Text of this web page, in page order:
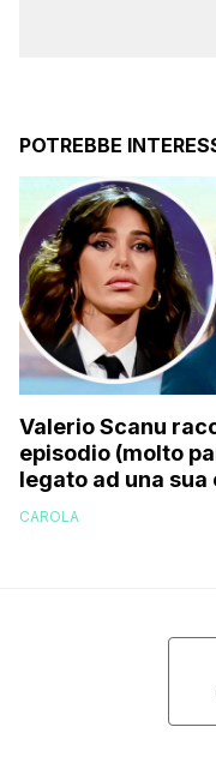
POTREBBE
Valerio Scanu
episodio (molto
legato ad una sua
Iene mai andata in
CAROLA